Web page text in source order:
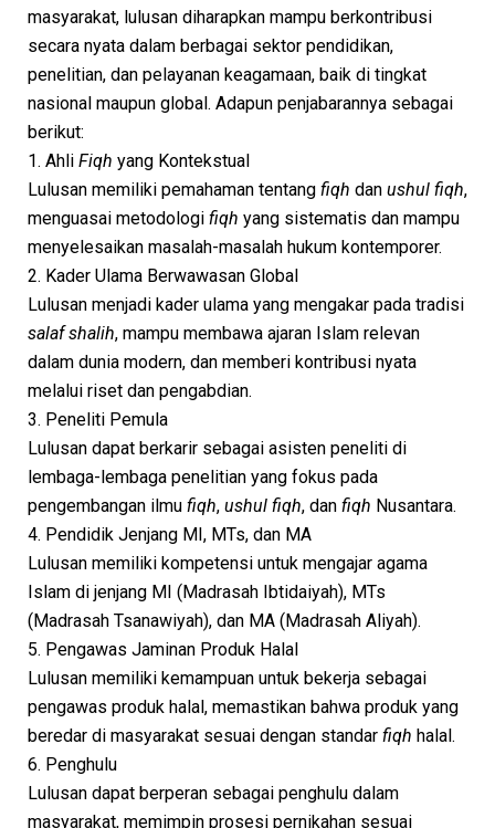
masyarakat, lulusan diharapkan mampu berkontribusi
secara nyata dalam berbagai sektor pendidikan,
penelitian, dan pelayanan keagamaan, baik di tingkat
nasional maupun global. Adapun penjabarannya sebagai
berikut:
1. Ahli Fiqh yang Kontekstual
Lulusan memiliki pemahaman tentang fiqh dan ushul fiqh,
menguasai metodologi fiqh yang sistematis dan mampu
menyelesaikan masalah-masalah hukum kontemporer.
2. Kader Ulama Berwawasan Global
Lulusan menjadi kader ulama yang mengakar pada tradisi
salaf shalih, mampu membawa ajaran Islam relevan
dalam dunia modern, dan memberi kontribusi nyata
melalui riset dan pengabdian.
3. Peneliti Pemula
Lulusan dapat berkarir sebagai asisten peneliti di
lembaga-lembaga penelitian yang fokus pada
pengembangan ilmu fiqh, ushul fiqh, dan fiqh Nusantara.
4. Pendidik Jenjang MI, MTs, dan MA
Lulusan memiliki kompetensi untuk mengajar agama
Islam di jenjang MI (Madrasah Ibtidaiyah), MTs
(Madrasah Tsanawiyah), dan MA (Madrasah Aliyah).
5. Pengawas Jaminan Produk Halal
Lulusan memiliki kemampuan untuk bekerja sebagai
pengawas produk halal, memastikan bahwa produk yang
beredar di masyarakat sesuai dengan standar fiqh halal.
6. Penghulu
Lulusan dapat berperan sebagai penghulu dalam
masyarakat, memimpin prosesi pernikahan sesuai